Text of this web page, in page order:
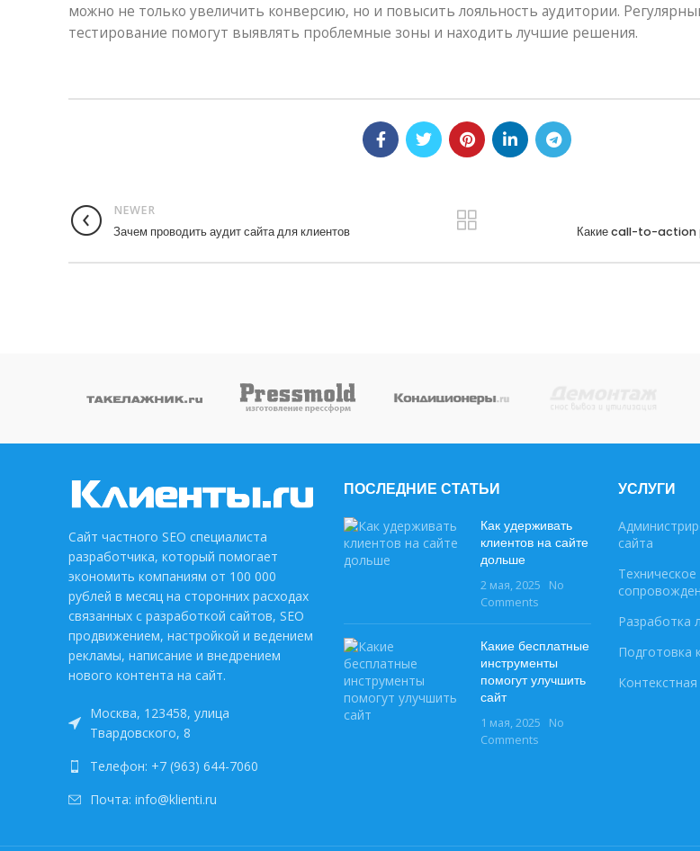
можно не только увеличить конверсию, но и повысить лояльность аудитории.
тестирование помогут выявлять проблемные зоны и находить лучшие решения.
NEWER
Зачем проводить аудит сайта для клиентов
Какие call-to-action
Сайт частного SEO специалиста
разработчика, который помогает
экономить компаниям от 100 000
рублей в месяц на сторонних расходах
связанных с разработкой сайтов, SEO
продвижением, настройкой и ведением
рекламы, написание и внедрением
нового контента на сайт.
Москва, 123458, улица
Твардовского, 8
Телефон: +7 (963) 644-7060
Почта: info@klienti.ru
ПОСЛЕДНИЕ СТАТЬИ
Как удерживать
клиентов на сайте
дольше
2 мая, 2025
No
Comments
Какие бесплатные
инструменты
помогут улучшить
сайт
1 мая, 2025
No
Comments
УСЛУГИ
сайта
Техническое
Разработка
Подготовка